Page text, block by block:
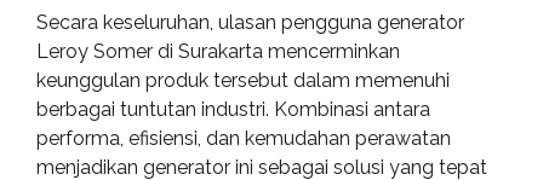
Secara keseluruhan, ulasan pengguna generator
Leroy Somer di Surakarta mencerminkan
keunggulan produk tersebut dalam memenuhi
berbagai tuntutan industri. Kombinasi antara
performa, efisiensi, dan kemudahan perawatan
menjadikan generator ini sebagai solusi yang tepat